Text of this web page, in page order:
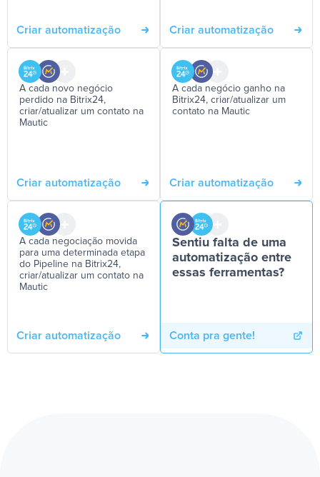
Criar automatização Criar automatização
A cada novo negócio
perdido na Bitrix24,
criar/atualizar um contato na
Mautic
Criar automatização
A cada negócio ganho na
Bitrix24, criar/atualizar um
contato na Mautic
Criar automatização
A cada negociação movida
para uma determinada etapa
do Pipeline na Bitrix24,
criar/atualizar um contato na
Mautic
Criar automatização
Sentiu falta de uma
automatização entre
essas ferramentas?
Conta pra gente!